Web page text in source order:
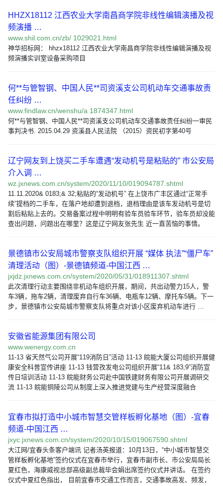
HHZX18112 江西农业大学南昌商学院非线性编辑演播及视
频演播 …
www.shil.com.cn/zb/ 1029021.html
神华招标网： hhzx18112 江西农业大学南昌商学院非线性编辑演播及视
频演播实训室设备采购项目
何**与管智钢、中国人民**司资溪支公司机动车交通事故责
任纠纷 …
www.findlaw.cn/wenshu/a 1874347.html
何**与管智钢、中国人民**司资溪支公司机动车交通事故责任纠纷一审民
事判决书. 2015.04.29 资溪县人民法院 （2015）资民初字第40号
辽宁网友到上饶买二手车遭遇“发动机号是粘贴的” 市公安局
介入调 …
wz.jxnews.com.cn/system/2020/11/10/019094787.shtml
11.11.2020& 0183;& 32;粘贴的“发动机号” 在上饶市广丰区通过“正常手
续”提档的二手车，在落户地却遭到退档，退档理由是该车发动机号是切
割后粘贴上去的。交易备案过程中明明有验车员验车环节，验车员却没能
查出问题，问题出在哪里？这是辽宁网友张先生 近一直苦恼的事情。
景德镇市公安局城市警察支队组织开展 “媒体 执法”“僵尸车”
清理活动（图）-景德镇频道-中国江西 …
jxjdz.jxnews.com.cn/system/2020/05/31/018911307.shtml
此次清理行动主要围绕非机动车组织开展，期间，共出动警力15人，警
车3辆，拖车2辆，清理废弃自行车36辆、电瓶车12辆、摩托车5辆。下一
步，景德镇市公安局城市警察支队将重点对该小区废弃机动车进行 …
安徽省能源集团有限公司
www.wenergy.com.cn
11-13 省天然气公司开展“119消防日”活动 11-13 皖能大厦公司组织开展健
康安全科普宣传讲座 11-13 钱营孜发电公司组织开展“11& 183;9”消防宣
传日培训活动 11-13 皖能财务公司赴中国铁建财务有限公司开展调研交
流 11-13 皖能铜陵公司从制度上深入推进党建与生产经营深度融合
宜春市拟打造中小城市智慧交管样板孵化基地（图）-宜春
频道-中国江西 …
jxyc.jxnews.com.cn/system/2020/10/15/019067590.shtml
大江网/宜春头条客户端讯 记者汤英报道：10月13日，“中小城市智慧交
管样板孵化基地”签约仪式在宜春市举行，宜春市副市长、市公安局局长
夏红色，海康威视总部高级副总裁毕会娟出席签约仪式并讲话。 在签约
仪式中夏红色指出， 目前宜春市交通工作而言，交通事故高发、频发，